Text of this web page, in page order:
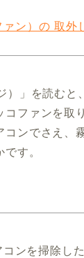
ン）の 取外
）」を読むと
ファンを取
ンでさえ、
す。
ンを掃除し